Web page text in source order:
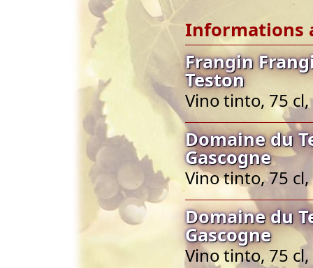
Informations
Frangin
Teston
Vino tinto, 75
Domaine du
Gascogne
Vino tinto, 75
Domaine du
Gascogne
Vino tinto, 75